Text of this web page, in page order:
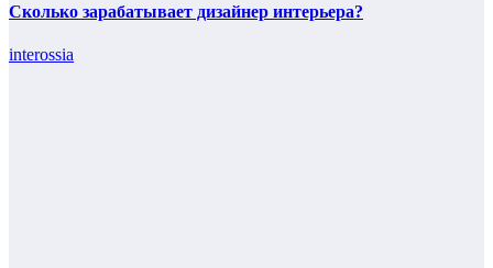
Сколько зарабатывает дизайнер интерьера?
interossia